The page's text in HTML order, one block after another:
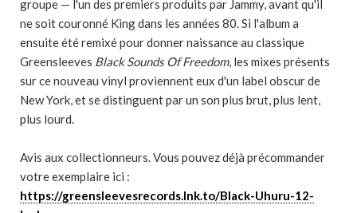
groupe — l'un des premiers produits par Jammy, avant qu'il
ne soit couronné King dans les années 80. Si l'album a
ensuite été remixé pour donner naissance au classique
Greensleeves Black Sounds Of Freedom, les mixes présents
sur ce nouveau vinyl proviennent eux d'un label obscur de
New York, et se distinguent par un son plus brut, plus lent,
plus lourd.
Avis aux collectionneurs. Vous pouvez déjà précommander
votre exemplaire ici :
https://greensleevesrecords.lnk.to/Black-Uhuru-12-